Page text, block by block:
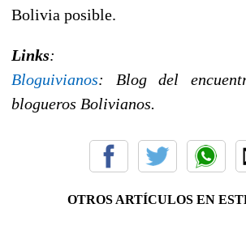
Bolivia posible.
Links:
Bloguivianos: Blog del
blogueros Bolivianos.
OTROS ARTÍCULOS EN